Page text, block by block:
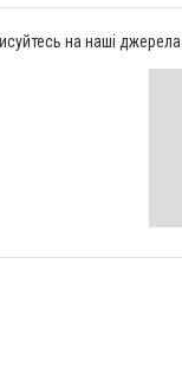
на наші джерела